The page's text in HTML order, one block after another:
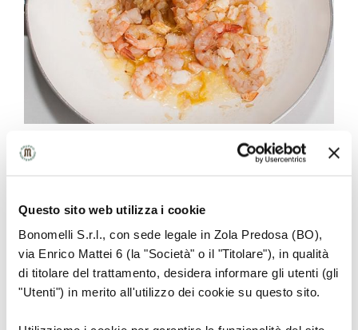
Questo sito web utilizza i cookie
Bonomelli S.r.l., con sede legale in Zola Predosa (BO),
via Enrico Mattei 6 (la "Società" o il "Titolare"), in qualità
di titolare del trattamento, desidera informare gli utenti (gli
"Utenti") in merito all'utilizzo dei cookie su questo sito.
Mescolare e porre in frigo a riposare per 20
minuti.
Decorare con una foglia di prezzemolo, una